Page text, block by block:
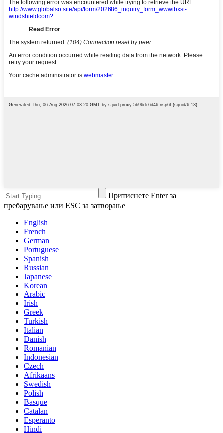
Притиснете Enter за
пребарување или ESC за затворање
English
French
German
Portuguese
Spanish
Russian
Japanese
Korean
Arabic
Irish
Greek
Turkish
Italian
Danish
Romanian
Indonesian
Czech
Afrikaans
Swedish
Polish
Basque
Catalan
Esperanto
Hindi